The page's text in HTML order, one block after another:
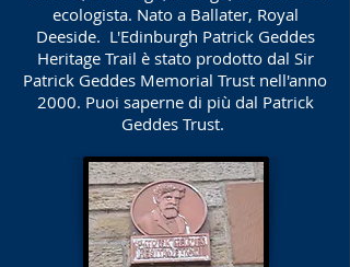
ecologista. Nato a Ballater, Royal
Deeside. L'Edinburgh Patrick Geddes
Heritage Trail è stato prodotto dal Sir
Patrick Geddes Memorial Trust nell'anno
2000. Puoi saperne di più dal Patrick
Geddes Trust.